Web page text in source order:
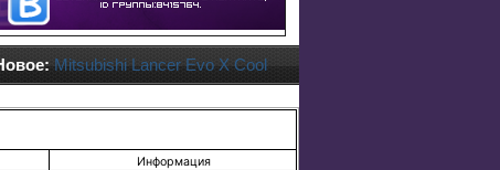
Mitsubishi Lancer Evo X Cool
Информация